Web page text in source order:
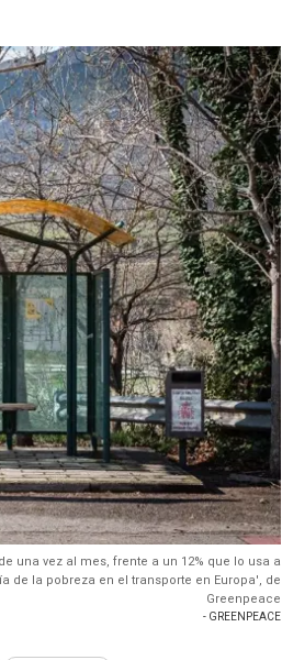
una vez al mes, frente a un 12% que lo usa a
de la pobreza en el transporte en Europa', de
Greenpeace
- GREENPEACE